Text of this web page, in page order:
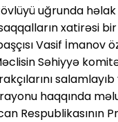
uğrunda
xatirəsi
Vasif İmanov
Səhiyyə
haqqında
Respublikasının